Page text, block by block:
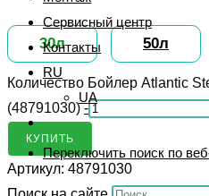
Сервисный центр
Контакты
RU
UA
Переключить поиск по
30л 50л
Количество Бойлер Atlantic
(48791030) -
КУПИТЬ
Артикул: 48791030